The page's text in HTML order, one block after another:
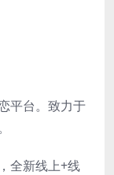
平台。致力于
全新线上+线